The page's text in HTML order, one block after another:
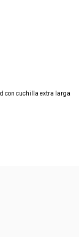
con cuchilla extra larga